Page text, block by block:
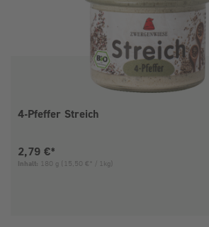
4-Pfeffer Streich
Aktueller Preis:
2,79 €*
Inhalt: 180 g (15,50 €* / 1kg)